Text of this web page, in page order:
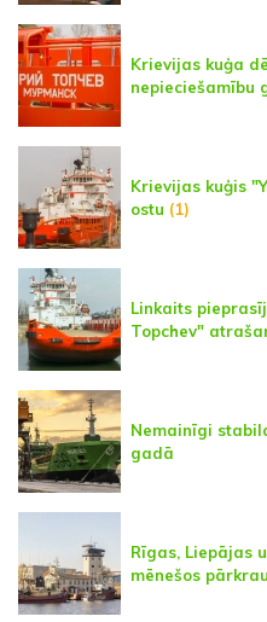
Krievijas kuģa
nepieciešamību
Krievijas kuģis
ostu (1)
Linkaits
Topchev"
Nemainīgi
gadā
Rīgas, Liepājas
mēnešos